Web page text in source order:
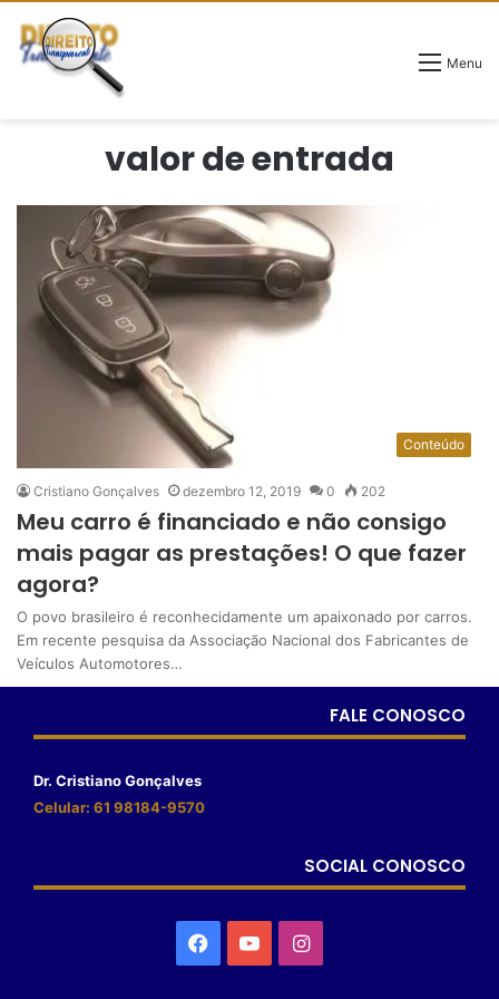
Menu
valor de entrada
Conteúdo
Cristiano Gonçalves dezembro 12, 2019 0 202
Meu carro é financiado e não consigo
mais pagar as prestações! O que fazer
agora?
O povo brasileiro é reconhecidamente um apaixonado por carros.
Em recente pesquisa da Associação Nacional dos Fabricantes de
Veículos Automotores…
FALE CONOSCO
Dr. Cristiano Gonçalves
Celular: 61 98184-9570
SOCIAL CONOSCO